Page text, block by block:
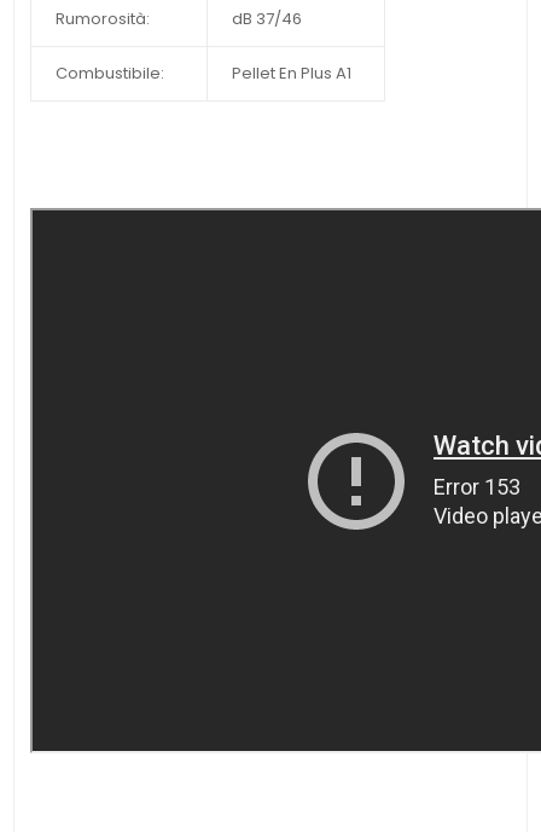
Rumorosità: dB 37/46
Combustibile: Pellet En Plus A1